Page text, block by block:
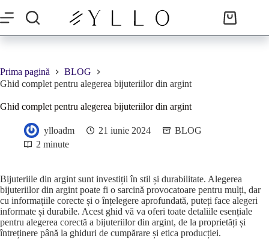
la
conținut
Coș
Prima pagină
BLOG
Ghid complet pentru alegerea bijuteriilor din argint
Ghid complet pentru alegerea bijuteriilor din argint
ylloadm 21 iunie 2024
BLOG
2 minute
Bijuteriile din argint sunt investiții în stil și durabilitate. Alegerea
bijuteriilor din argint poate fi o sarcină provocatoare pentru mulți, dar
cu informațiile corecte și o înțelegere aprofundată, puteți face alegeri
informate și durabile. Acest ghid vă va oferi toate detaliile esențiale
pentru alegerea corectă a bijuteriilor din argint, de la proprietăți și
întreținere până la ghiduri de cumpărare și etica producției.